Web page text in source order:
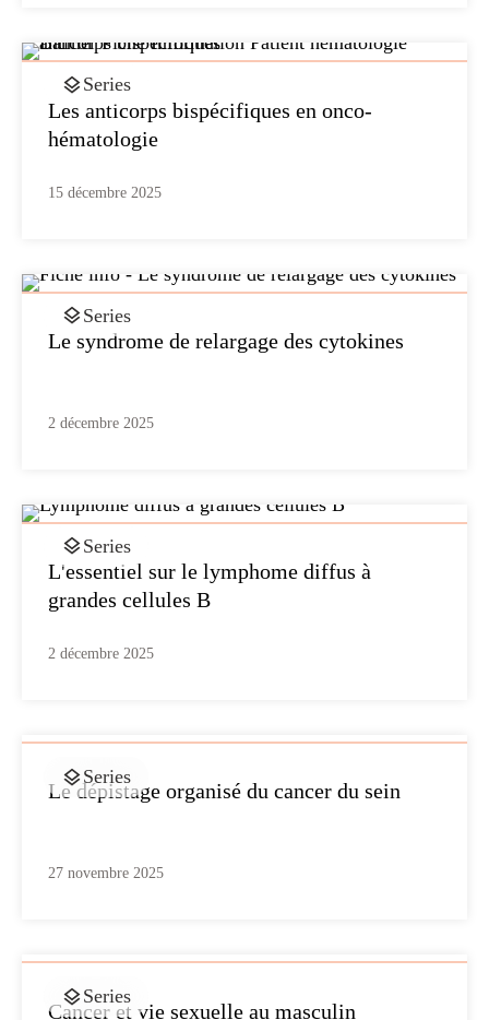
Series
Les anticorps bispécifiques en onco-
hématologie
15 décembre 2025
Series
Le syndrome de relargage des cytokines
2 décembre 2025
Series
L'essentiel sur le lymphome diffus à
grandes cellules B
2 décembre 2025
Series
Le dépistage organisé du cancer du sein
27 novembre 2025
Series
Cancer et vie sexuelle au masculin